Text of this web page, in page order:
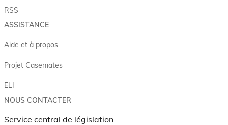
RSS
ASSISTANCE
Aide et à propos
Projet Casemates
ELI
NOUS CONTACTER
Service central de législation